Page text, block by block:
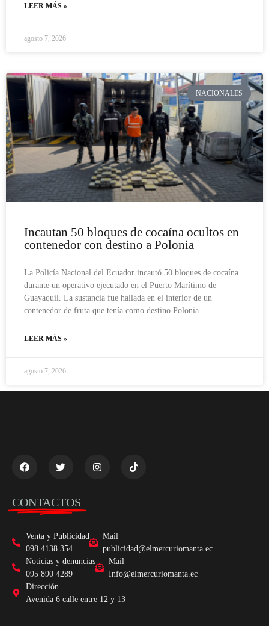
LEER MÁS »
agosto 7, 2026
NACIONALES
Incautan 50 bloques de cocaína ocultos en
contenedor con destino a Polonia
La Policía Nacional del Ecuador incautó 50 bloques de cocaína
durante un operativo ejecutado en el Puerto Marítimo de
Guayaquil. La sustancia fue hallada en el interior de un
contenedor de fruta que tenía como destino Polonia.
LEER MÁS »
agosto 7, 2026
CONTACTOS
Venta y Publicidad
098 4138 354
Mail
publicidad@elmercuriomanta.ec
Noticias y denuncias
095 890 4289
Mail
Info@elmercuriomanta.ec
Dirección
Avenida 6 calle entre 12 y 13